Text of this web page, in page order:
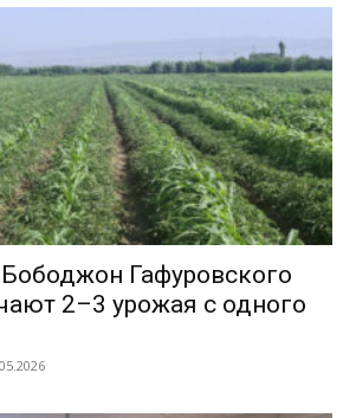
Гафуровского
2–3 урожая с одного